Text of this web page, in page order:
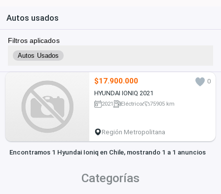
Autos usados
Filtros aplicados
Autos Usados
$17.900.000
0
HYUNDAI IONIQ 2021
2021 Eléctrico 75905 km
Región Metropolitana
Encontramos 1 Hyundai Ioniq en Chile, mostrando 1 a 1 anuncios
Categorías